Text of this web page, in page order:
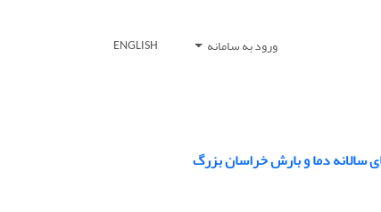
ورود به سامانه ENGLISH